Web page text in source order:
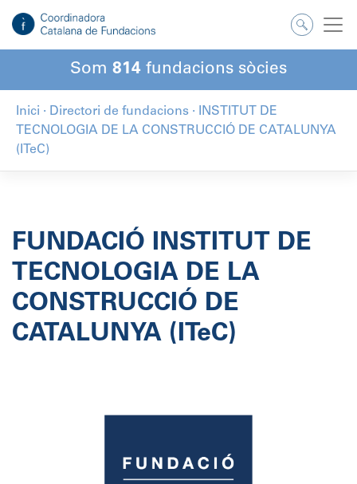
contingut
Som 814 fundacions sòcies
Inici · Directori de fundacions ·
INSTITUT DE
TECNOLOGIA DE LA CONSTRUCCIÓ DE CATALUNYA
(ITeC)
FUNDACIÓ INSTITUT DE
TECNOLOGIA DE LA
CONSTRUCCIÓ DE
CATALUNYA (ITeC)